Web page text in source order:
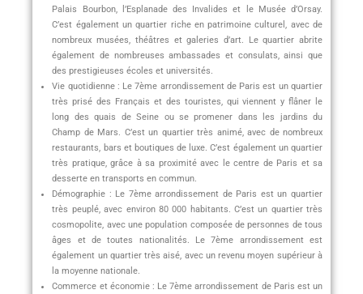
Palais Bourbon, l’Esplanade des Invalides et le Musée d’Orsay.
C’est également un quartier riche en patrimoine culturel, avec de
nombreux musées, théâtres et galeries d’art. Le quartier abrite
également de nombreuses ambassades et consulats, ainsi que
des prestigieuses écoles et universités.
Vie quotidienne : Le 7ème arrondissement de Paris est un quartier
très prisé des Français et des touristes, qui viennent y flâner le
long des quais de Seine ou se promener dans les jardins du
Champ de Mars. C’est un quartier très animé, avec de nombreux
restaurants, bars et boutiques de luxe. C’est également un quartier
très pratique, grâce à sa proximité avec le centre de Paris et sa
desserte en transports en commun.
Démographie : Le 7ème arrondissement de Paris est un quartier
très peuplé, avec environ 80 000 habitants. C’est un quartier très
cosmopolite, avec une population composée de personnes de tous
âges et de toutes nationalités. Le 7ème arrondissement est
également un quartier très aisé, avec un revenu moyen supérieur à
la moyenne nationale.
Commerce et économie : Le 7ème arrondissement de Paris est un